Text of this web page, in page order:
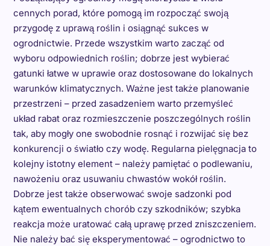
cennych porad, które pomogą im rozpocząć swoją
przygodę z uprawą roślin i osiągnąć sukces w
ogrodnictwie. Przede wszystkim warto zacząć od
wyboru odpowiednich roślin; dobrze jest wybierać
gatunki łatwe w uprawie oraz dostosowane do lokalnych
warunków klimatycznych. Ważne jest także planowanie
przestrzeni – przed zasadzeniem warto przemyśleć
układ rabat oraz rozmieszczenie poszczególnych roślin
tak, aby mogły one swobodnie rosnąć i rozwijać się bez
konkurencji o światło czy wodę. Regularna pielęgnacja to
kolejny istotny element – należy pamiętać o podlewaniu,
nawożeniu oraz usuwaniu chwastów wokół roślin.
Dobrze jest także obserwować swoje sadzonki pod
kątem ewentualnych chorób czy szkodników; szybka
reakcja może uratować całą uprawę przed zniszczeniem.
Nie należy bać się eksperymentować – ogrodnictwo to